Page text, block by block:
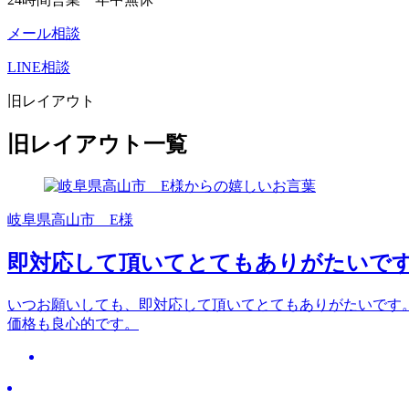
メール相談
LINE相談
旧レイアウト
旧レイアウト一覧
岐阜県高山市 E様
即対応して頂いてとてもありがたいで
いつお願いしても、即対応して頂いてとてもありがたいです
価格も良心的です。